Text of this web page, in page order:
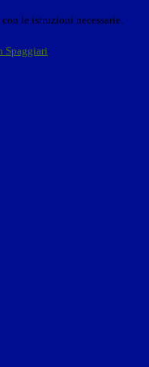
le istruzioni necessarie.
Spaggiari